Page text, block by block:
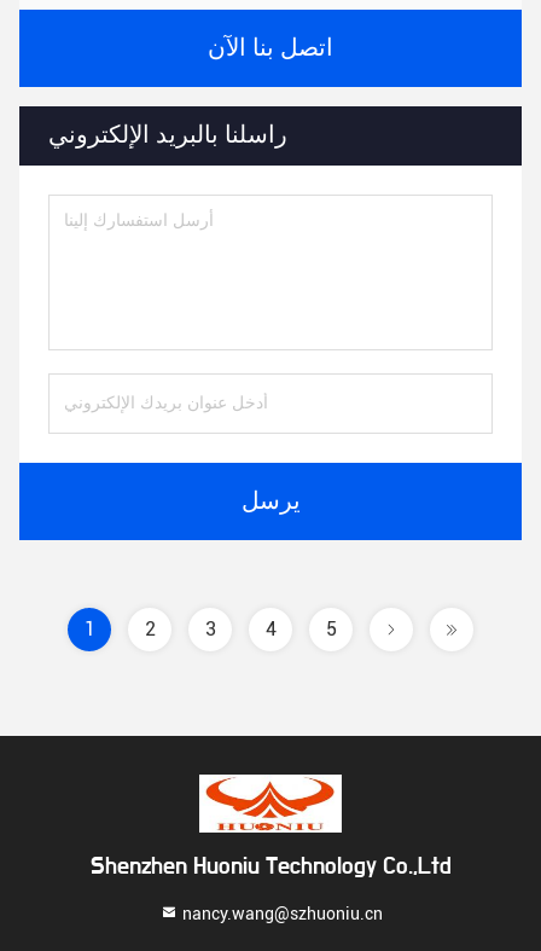
اتصل بنا الآن
راسلنا بالبريد الإلكتروني
يرسل
1 2 3 4 5
Shenzhen Huoniu Technology Co.,Ltd
nancy.wang@szhuoniu.cn